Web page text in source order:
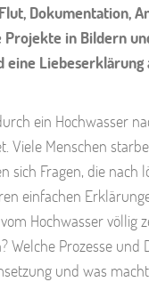
Dokumentation,
in Bildern
eine Liebeserklärung
ein Hochwasser
Viele Menschen
sich Fragen, die nach
einfachen
Hochwasser völlig
Welche Prozesse und
und was